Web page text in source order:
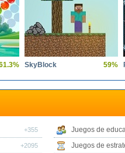
SkyBlock 59%
+355
+2095
Juegos de
Juegos de